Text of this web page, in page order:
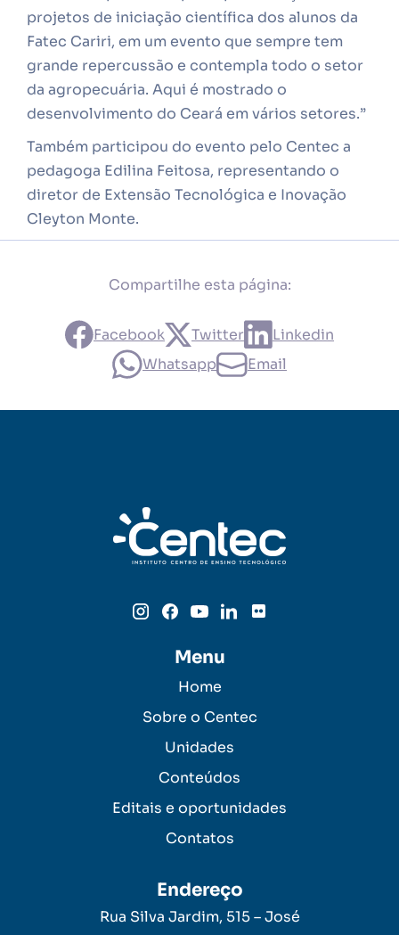
projetos de iniciação científica dos alunos da
Fatec Cariri, em um evento que sempre tem
grande repercussão e contempla todo o setor
da agropecuária. Aqui é mostrado o
desenvolvimento do Ceará em vários setores.”
Também participou do evento pelo Centec a
pedagoga Edilina Feitosa, representando o
diretor de Extensão Tecnológica e Inovação
Cleyton Monte.
Compartilhe esta página:
Facebook Twitter
Linkedin
Whatsapp
Email
Menu
Home
Sobre o Centec
Unidades
Conteúdos
Editais e oportunidades
Contatos
Endereço
Rua Silva Jardim, 515 – José